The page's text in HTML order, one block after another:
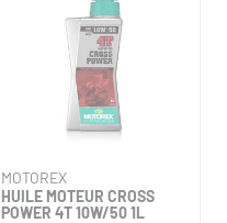
MOTOREX
HUILE MOTEUR CROSS
POWER 4T 10W/50 1L